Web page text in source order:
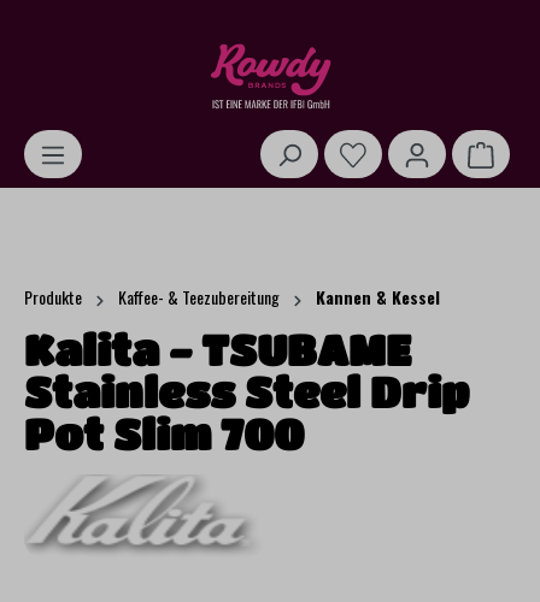
Produkte Kaffee- & Teezubereitung Kannen & Kessel
Kalita - TSUBAME
Stainless Steel Drip
Pot Slim 700